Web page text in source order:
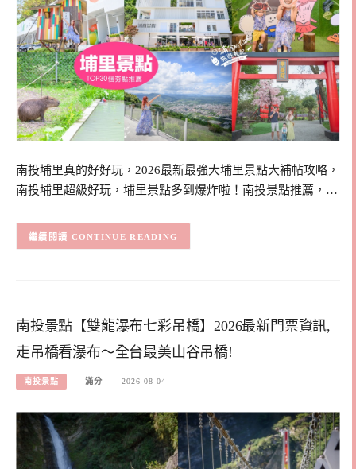
南投埔里真的好好玩，2026最新最強大埔里景點大補帖攻略，
南投埔里超級好玩，埔里景點多到爆炸啦！南投景點推薦，…
CONTINUE READING
南投景點【雙龍瀑布七彩吊橋】2026最新門票資訊,
走吊橋看瀑布～全台最美山谷吊橋!
南投景點 滿分 2026-08-04